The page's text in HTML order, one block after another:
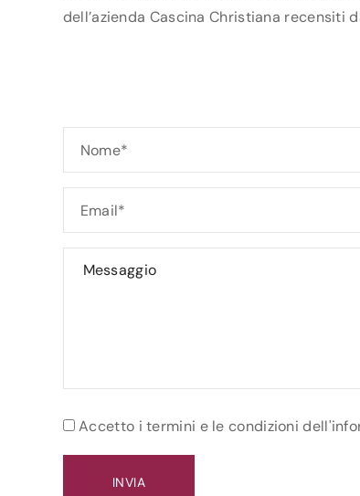
dell’azienda Cascina Christiana recensiti
Accetto i termini e le condizioni